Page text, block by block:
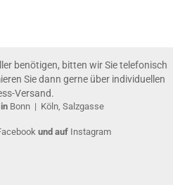
benötigen, bitten wir Sie telefonisch
Sie dann gerne über individuellen
Versand.
Bonn | Köln, Salzgasse
und auf Instagram